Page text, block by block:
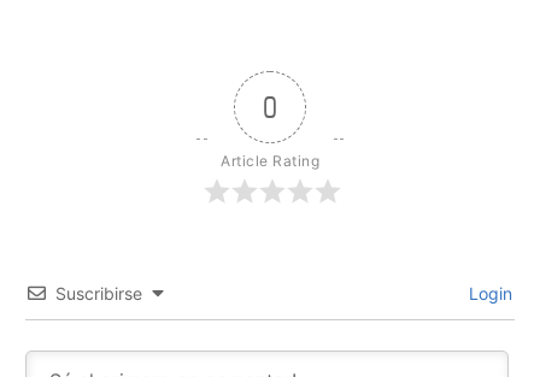
0
Article Rating
Suscribirse Login